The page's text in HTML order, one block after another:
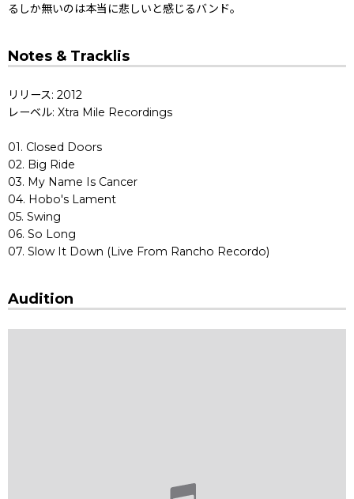
るしか無いのは本当に悲しいと感じるバンド。
Notes & Tracklis
リリース: 2012
レーベル: Xtra Mile Recordings
01. Closed Doors
02. Big Ride
03. My Name Is Cancer
04. Hobo's Lament
05. Swing
06. So Long
07. Slow It Down (Live From Rancho Recordo)
Audition